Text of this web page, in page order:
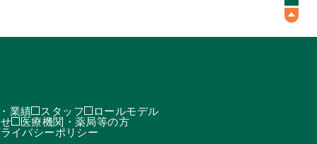
業績 スタッフ
ロールモデル
医療機関・薬局等の方
イバシーポリシー